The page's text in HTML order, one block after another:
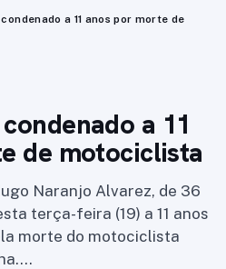
a 11 anos por morte de
a 11
de motociclista
Naranjo Alvarez, de 36
terça-feira (19) a 11 anos
morte do motociclista